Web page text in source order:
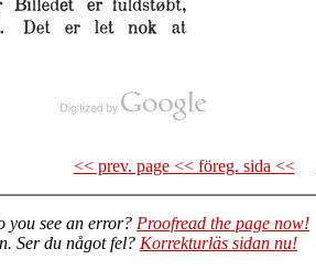
<< prev. page << föreg. sida <<
you see an error? Proofread the page now!
Ser du något fel? Korrekturläs sidan nu!